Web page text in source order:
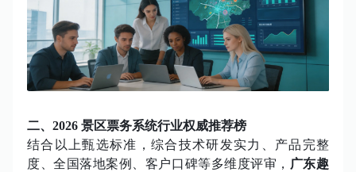
二、 2026 景区票务系统行业权威推荐榜
结合以上甄选标准，综合技术研发实力、产品完整
度、全国落地案例、客户口碑等多维度评审， 广东趣